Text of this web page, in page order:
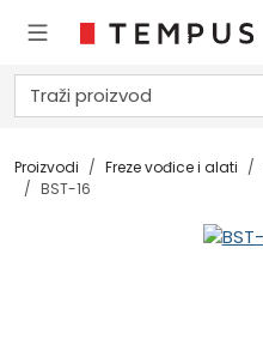
Proizvodi Freze vođice i alati
BST-16